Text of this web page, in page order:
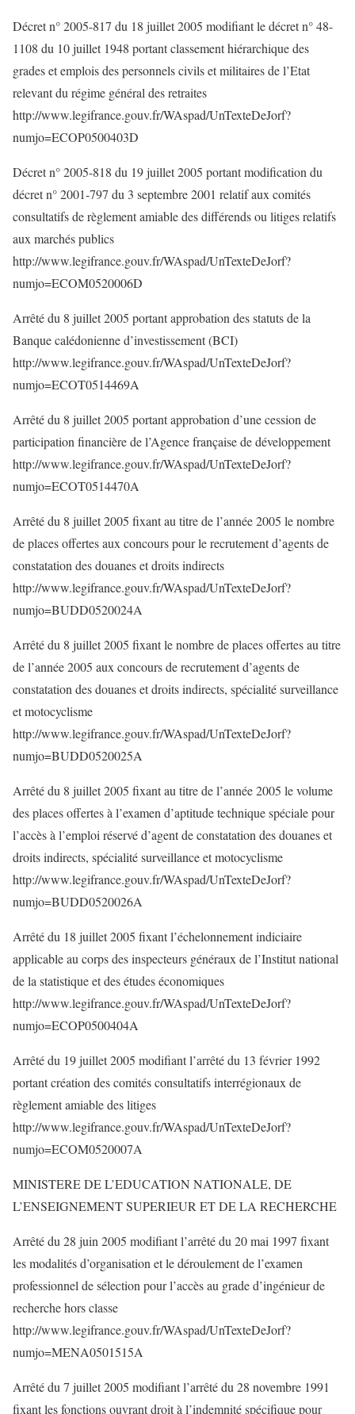
Décret n° 2005-817 du 18 juillet 2005 modifiant le décret n° 48-
1108 du 10 juillet 1948 portant classement hiérarchique des
grades et emplois des personnels civils et militaires de l’Etat
relevant du régime général des retraites
http://www.legifrance.gouv.fr/WAspad/UnTexteDeJorf?
numjo=ECOP0500403D
Décret n° 2005-818 du 19 juillet 2005 portant modification du
décret n° 2001-797 du 3 septembre 2001 relatif aux comités
consultatifs de règlement amiable des différends ou litiges relatifs
aux marchés publics
http://www.legifrance.gouv.fr/WAspad/UnTexteDeJorf?
numjo=ECOM0520006D
Arrêté du 8 juillet 2005 portant approbation des statuts de la
Banque calédonienne d’investissement (BCI)
http://www.legifrance.gouv.fr/WAspad/UnTexteDeJorf?
numjo=ECOT0514469A
Arrêté du 8 juillet 2005 portant approbation d’une cession de
participation financière de l’Agence française de développement
http://www.legifrance.gouv.fr/WAspad/UnTexteDeJorf?
numjo=ECOT0514470A
Arrêté du 8 juillet 2005 fixant au titre de l’année 2005 le nombre
de places offertes aux concours pour le recrutement d’agents de
constatation des douanes et droits indirects
http://www.legifrance.gouv.fr/WAspad/UnTexteDeJorf?
numjo=BUDD0520024A
Arrêté du 8 juillet 2005 fixant le nombre de places offertes au titre
de l’année 2005 aux concours de recrutement d’agents de
constatation des douanes et droits indirects, spécialité surveillance
et motocyclisme
http://www.legifrance.gouv.fr/WAspad/UnTexteDeJorf?
numjo=BUDD0520025A
Arrêté du 8 juillet 2005 fixant au titre de l’année 2005 le volume
des places offertes à l’examen d’aptitude technique spéciale pour
l’accès à l’emploi réservé d’agent de constatation des douanes et
droits indirects, spécialité surveillance et motocyclisme
http://www.legifrance.gouv.fr/WAspad/UnTexteDeJorf?
numjo=BUDD0520026A
Arrêté du 18 juillet 2005 fixant l’échelonnement indiciaire
applicable au corps des inspecteurs généraux de l’Institut national
de la statistique et des études économiques
http://www.legifrance.gouv.fr/WAspad/UnTexteDeJorf?
numjo=ECOP0500404A
Arrêté du 19 juillet 2005 modifiant l’arrêté du 13 février 1992
portant création des comités consultatifs interrégionaux de
règlement amiable des litiges
http://www.legifrance.gouv.fr/WAspad/UnTexteDeJorf?
numjo=ECOM0520007A
MINISTERE DE L’EDUCATION NATIONALE, DE
L’ENSEIGNEMENT SUPERIEUR ET DE LA RECHERCHE
Arrêté du 28 juin 2005 modifiant l’arrêté du 20 mai 1997 fixant
les modalités d’organisation et le déroulement de l’examen
professionnel de sélection pour l’accès au grade d’ingénieur de
recherche hors classe
http://www.legifrance.gouv.fr/WAspad/UnTexteDeJorf?
numjo=MENA0501515A
Arrêté du 7 juillet 2005 modifiant l’arrêté du 28 novembre 1991
fixant les fonctions ouvrant droit à l’indemnité spécifique pour